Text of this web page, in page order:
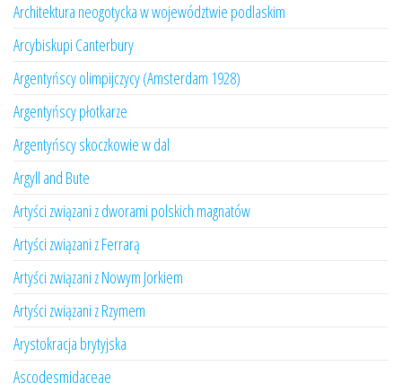
Architektura neogotycka w województwie podlaskim
Arcybiskupi Canterbury
Argentyńscy olimpijczycy (Amsterdam 1928)
Argentyńscy płotkarze
Argentyńscy skoczkowie w dal
Argyll and Bute
Artyści związani z dworami polskich magnatów
Artyści związani z Ferrarą
Artyści związani z Nowym Jorkiem
Artyści związani z Rzymem
Arystokracja brytyjska
Ascodesmidaceae